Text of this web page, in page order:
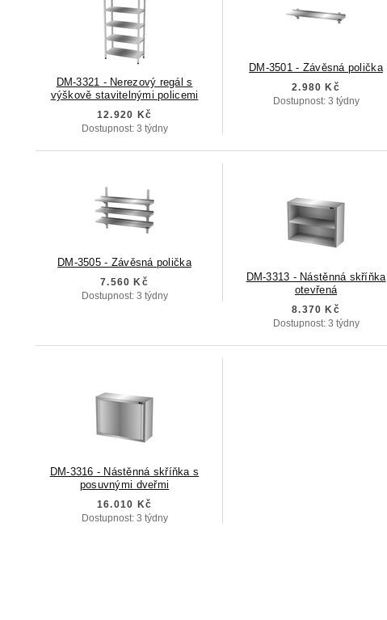
DM-3321 - Nerezový regál s
výškově stavitelnými policemi
12.920 Kč
Dostupnost: 3 týdny
DM-3501 - Závěsná polička
2.980 Kč
Dostupnost: 3 týdny
DM-3505 - Závěsná polička
7.560 Kč
Dostupnost: 3 týdny
DM-3313 - Nástěnná skříňka
otevřená
8.370 Kč
Dostupnost: 3 týdny
DM-3316 - Nástěnná skříňka s
posuvnými dveřmi
16.010 Kč
Dostupnost: 3 týdny